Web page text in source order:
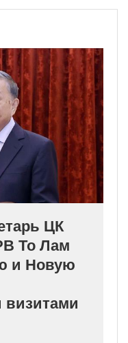
ЦК
То Лам
и Новую
визитами